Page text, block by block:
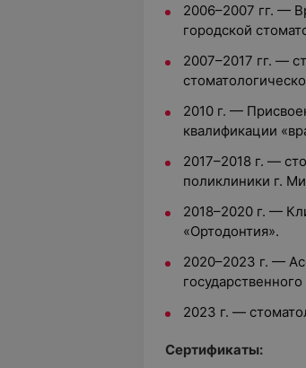
2006–2007 гг. —
городской
2007–2017 гг. —
2010 г. —
квалификации
2017–2018 г. —
поликлиники г.
2018–2020 г. —
«Ортодонтия».
2020–2023 г. —
2023 г. —
Сертификаты: